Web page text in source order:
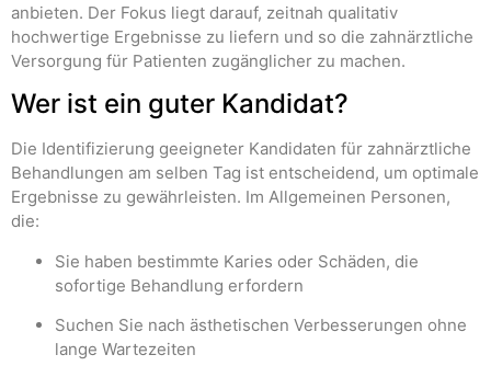
anbieten. Der Fokus liegt darauf, zeitnah qualitativ
hochwertige Ergebnisse zu liefern und so die zahnärztliche
Versorgung für Patienten zugänglicher zu machen.
Wer ist ein guter Kandidat?
Die Identifizierung geeigneter Kandidaten für zahnärztliche
Behandlungen am selben Tag ist entscheidend, um optimale
Ergebnisse zu gewährleisten. Im Allgemeinen Personen,
die:
Sie haben bestimmte Karies oder Schäden, die
sofortige Behandlung erfordern
Suchen Sie nach ästhetischen Verbesserungen ohne
lange Wartezeiten